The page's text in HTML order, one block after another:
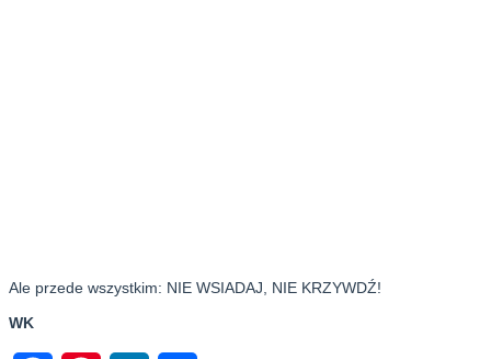
Ale przede wszystkim: NIE WSIADAJ, NIE KRZYWDŹ!
WK